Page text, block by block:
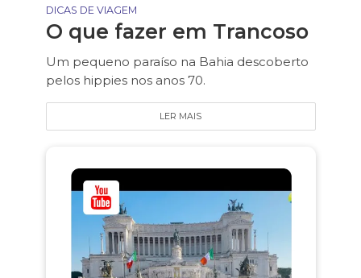
DICAS DE VIAGEM
O que fazer em Trancoso
Um pequeno paraíso na Bahia descoberto
pelos hippies nos anos 70.
LER MAIS